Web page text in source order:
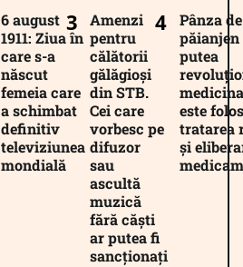
6 august
1911: Ziua în
care s-a
născut
femeia care
a schimbat
definitiv
televiziunea
mondială
Amenzi
pentru
călătorii
gălăgioși
din STB.
Cei care
vorbesc pe
difuzor
sau
ascultă
muzică
fără căști
ar putea fi
sancționați
Pânza de
păianjen
putea
este
tratarea
și